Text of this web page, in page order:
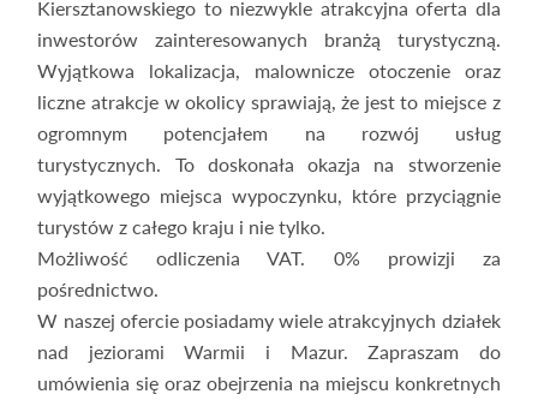
Kiersztanowskiego to niezwykle atrakcyjna oferta dla
inwestorów zainteresowanych branżą turystyczną.
Wyjątkowa lokalizacja, malownicze otoczenie oraz
liczne atrakcje w okolicy sprawiają, że jest to miejsce z
ogromnym potencjałem na rozwój usług
turystycznych. To doskonała okazja na stworzenie
wyjątkowego miejsca wypoczynku, które przyciągnie
turystów z całego kraju i nie tylko.
Możliwość odliczenia VAT. 0% prowizji za
pośrednictwo.
W naszej ofercie posiadamy wiele atrakcyjnych działek
nad jeziorami Warmii i Mazur. Zapraszam do
umówienia się oraz obejrzenia na miejscu konkretnych